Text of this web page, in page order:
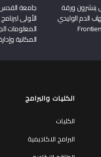
ينشرون ورقة
الدم الوليدي
جامعة
الأولى
المعلومات
المكانية
الكليات والبرامج
الكليات
البرامج الاكاديمية